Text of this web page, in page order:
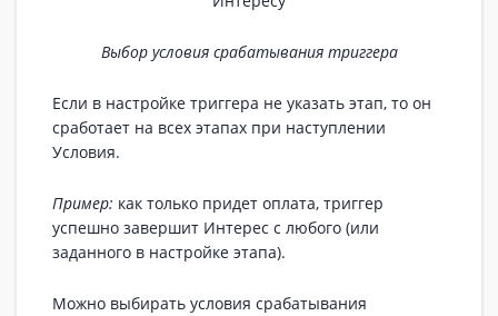
Выбор условия срабатывания триггера
Если в настройке триггера не указать этап, то он
сработает на всех этапах при наступлении
Условия.
Пример: как только придет оплата, триггер
успешно завершит Интерес с любого (или
заданного в настройке этапа).
Можно выбирать условия срабатывания